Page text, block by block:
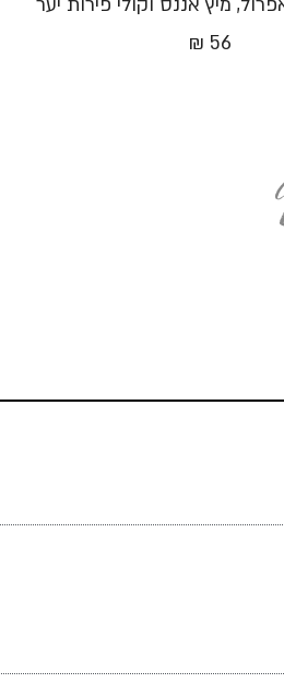
מיץ אננס וקולי פירות יער
56 ₪